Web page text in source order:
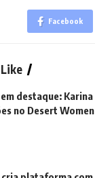
Facebook
destaque: Karina
no Desert Women